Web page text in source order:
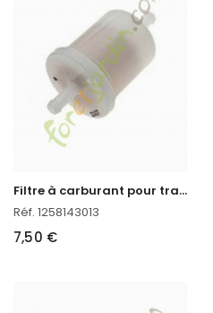
F
iltre à carburant pour tracteur kubota
Réf. 1258143013
7,50 €